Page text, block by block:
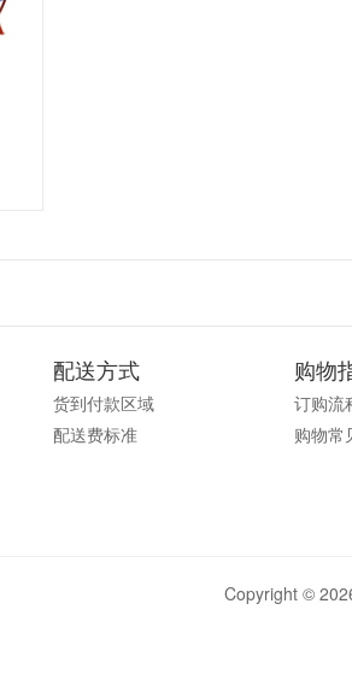
配送方式
货到付款区域
配送费标准
购物
订购流
购物常
Copyright ©